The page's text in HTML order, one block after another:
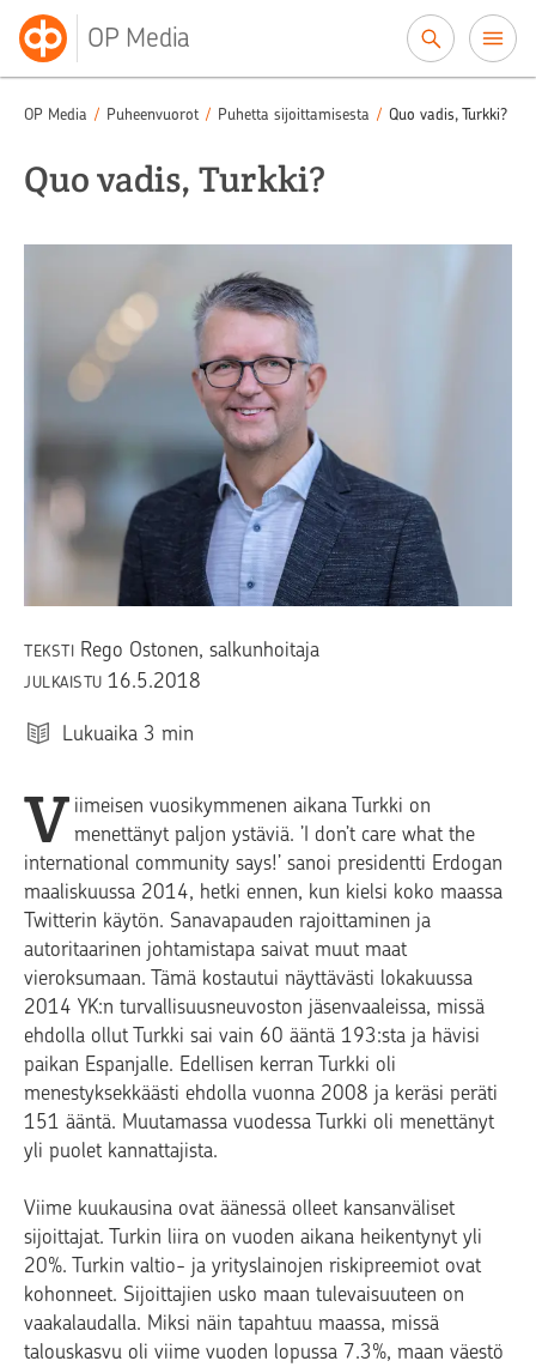
OP Media
OP Media / Puheenvuorot / Puhetta sijoittamisesta / Quo vadis, Turkki?
Quo vadis, Turkki?
TEKSTI Rego Ostonen, salkunhoitaja
JULKAISTU 16.5.2018
Lukuaika 3 min
V iimeisen vuosikymmenen aikana Turkki on
menettänyt paljon ystäviä. ’I don’t care what the
international community says!’ sanoi presidentti Erdogan
maaliskuussa 2014, hetki ennen, kun kielsi koko maassa
Twitterin käytön. Sanavapauden rajoittaminen ja
autoritaarinen johtamistapa saivat muut maat
vieroksumaan. Tämä kostautui näyttävästi lokakuussa
2014 YK:n turvallisuusneuvoston jäsenvaaleissa, missä
ehdolla ollut Turkki sai vain 60 ääntä 193:sta ja hävisi
paikan Espanjalle. Edellisen kerran Turkki oli
menestyksekkäästi ehdolla vuonna 2008 ja keräsi peräti
151 ääntä. Muutamassa vuodessa Turkki oli menettänyt
yli puolet kannattajista.
Viime kuukausina ovat äänessä olleet kansanväliset
sijoittajat. Turkin liira on vuoden aikana heikentynyt yli
20%. Turkin valtio- ja yrityslainojen riskipreemiot ovat
kohonneet. Sijoittajien usko maan tulevaisuuteen on
vaakalaudalla. Miksi näin tapahtuu maassa, missä
talouskasvu oli viime vuoden lopussa 7.3%, maan väestö